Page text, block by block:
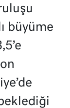
büyüme